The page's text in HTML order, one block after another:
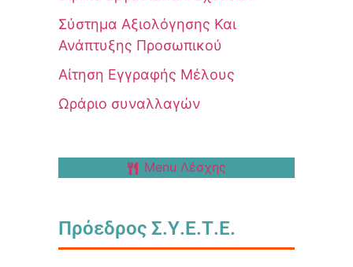
Σύστημα Αξιολόγησης Και
Ανάπτυξης Προσωπικού
Αίτηση Εγγραφής Μέλους
Ωράριο συναλλαγών
Menu Λέσχης
Πρόεδρος Σ.Υ.Ε.Τ.Ε.